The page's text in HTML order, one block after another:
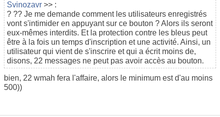
Svinozavr >> :
? ?? Je me demande comment les utilisateurs enregistrés
vont s'intimider en appuyant sur ce bouton ? Alors ils seront
eux-mêmes interdits. Et la protection contre les bleus peut
être à la fois un temps d'inscription et une activité. Ainsi, un
utilisateur qui vient de s'inscrire et qui a écrit moins de,
disons, 22 messages ne peut pas avoir accès au bouton.
bien, 22 wmah fera l'affaire, alors le minimum est d'au moins
500))